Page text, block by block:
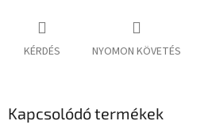
KÉRDÉS NYOMON KÖVETÉS
Kapcsolódó termékek